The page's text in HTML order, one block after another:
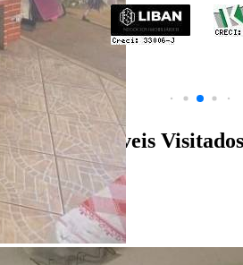
Últimos Imóveis Visitados
venda
Ver Detalhes
R$ 280.000
Casa